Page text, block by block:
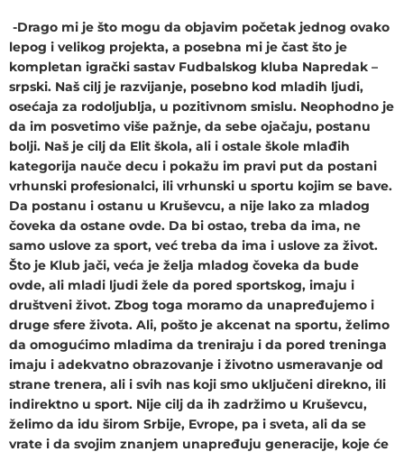
-Drago mi je što mogu da objavim početak jednog ovako
lepog i velikog projekta, a posebna mi je čast što je
kompletan igrački sastav Fudbalskog kluba Napredak –
srpski. Naš cilj je razvijanje, posebno kod mladih ljudi,
osećaja za rodoljublja, u pozitivnom smislu. Neophodno je
da im posvetimo više pažnje, da sebe ojačaju, postanu
bolji. Naš je cilj da Elit škola, ali i ostale škole mlađih
kategorija nauče decu i pokažu im pravi put da postani
vrhunski profesionalci, ili vrhunski u sportu kojim se bave.
Da postanu i ostanu u Kruševcu, a nije lako za mladog
čoveka da ostane ovde. Da bi ostao, treba da ima, ne
samo uslove za sport, već treba da ima i uslove za život.
Što je Klub jači, veća je želja mladog čoveka da bude
ovde, ali mladi ljudi žele da pored sportskog, imaju i
društveni život. Zbog toga moramo da unapređujemo i
druge sfere života. Ali, pošto je akcenat na sportu, želimo
da omogućimo mladima da treniraju i da pored treninga
imaju i adekvatno obrazovanje i životno usmeravanje od
strane trenera, ali i svih nas koji smo uključeni direkno, ili
indirektno u sport. Nije cilj da ih zadržimo u Kruševcu,
želimo da idu širom Srbije, Evrope, pa i sveta, ali da se
vrate i da svojim znanjem unapređuju generacije, koje će